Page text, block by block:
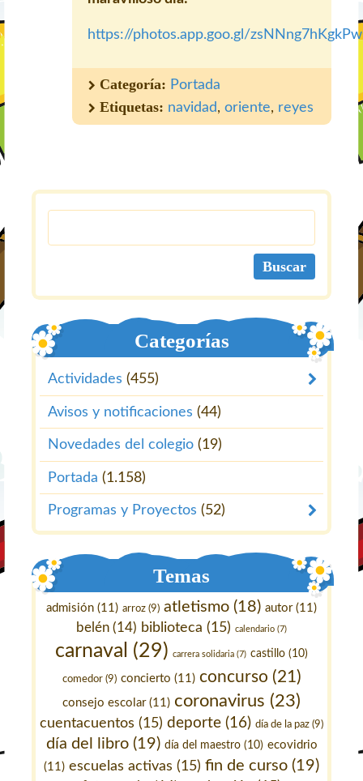
https://photos.app.goo.gl/
Categoría: Portada
Etiquetas: navidad, oriente, reyes
Categorías
Actividades (455)
Avisos y notificaciones (44)
Novedades del colegio (19)
Portada (1.158)
Programas y Proyectos (52)
Temas
admisión (11) arroz (9) atletismo (18) autor(11)
belén (14) biblioteca (15) calendario (7)
carnaval (29) carrera solidaria (7) castillo (10)
comedor(9) concierto (11) concurso (21)
consejo escolar(11) coronavirus (23)
cuentacuentos (15) deporte (16) día de la paz (9)
día del libro(19) día del maestro(10) ecovidrio
(11) escuelas activas (15) fin de curso (19)